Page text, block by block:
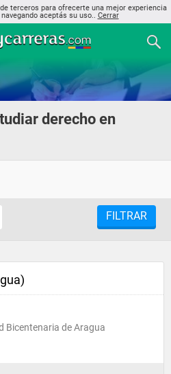
terceros para ofrecerte una mejor experiencia
aceptás su uso.. Cerrar
derecho en
FILTRAR
Bicentenaria de Aragua